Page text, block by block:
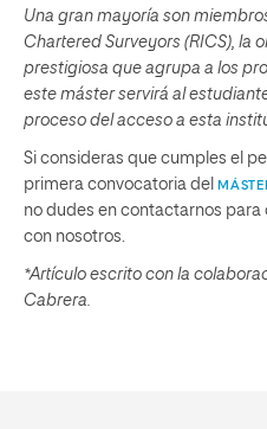
Una gran mayoría son
Chartered Surveyors (RICS), la
prestigiosa que agrupa a los
este máster servirá al
proceso del acceso a esta
Si consideras que cumples el
primera convocatoria del
no dudes en contactarnos
con nosotros.
*Artículo escrito con la
Cabrera.